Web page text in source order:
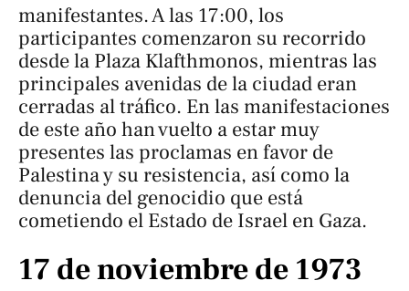
manifestantes. A las 17:00, los
participantes comenzaron su recorrido
desde la Plaza Klafthmonos, mientras las
principales avenidas de la ciudad eran
cerradas al tráfico. En las manifestaciones
de este año han vuelto a estar muy
presentes las proclamas en favor de
Palestina y su resistencia, así como la
denuncia del genocidio que está
cometiendo el Estado de Israel en Gaza.
17 de noviembre de 1973